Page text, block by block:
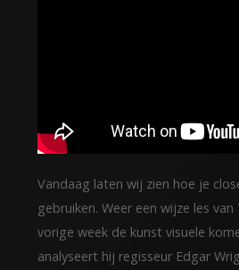
Vandaag laten wij zien hoe je
gebruiken. Weer een wijze les
vorige week de kunst visuele
analyseert hij regisseur Edgar